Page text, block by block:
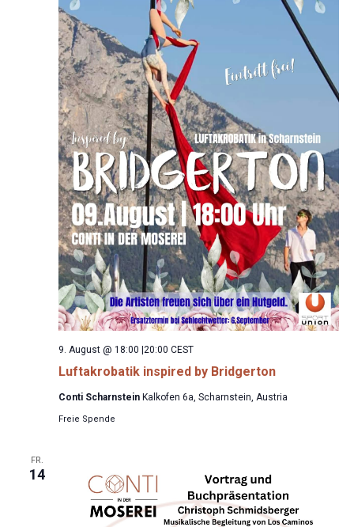
Luftakrobatik inspired by Bridgerton
9. August @ 18:00 20:00 CEST
Conti Scharnstein Kalkofen 6a, Scharnstein, Austria
Freie Spende
FR.
14